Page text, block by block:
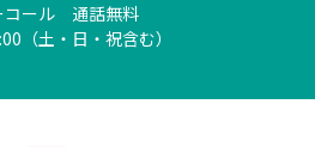
コール 通話無料
（土・日・祝含む）